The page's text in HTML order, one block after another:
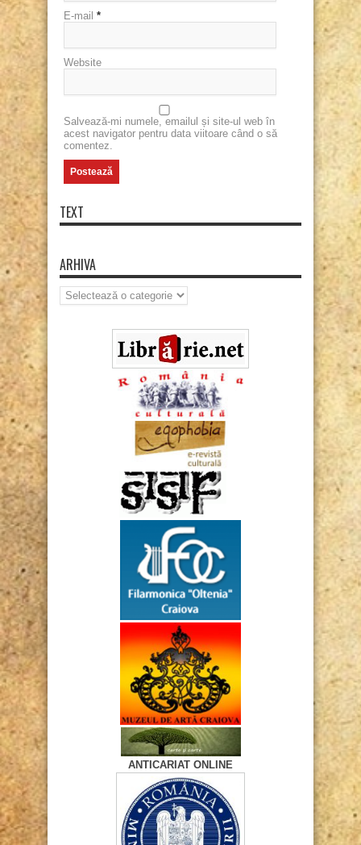
E-mail *
Website
Salvează-mi numele, emailul și site-ul web în
acest navigator pentru data viitoare când o să
comentez.
TEXT
ARHIVA
Arhiva
ANTICARIAT ONLINE